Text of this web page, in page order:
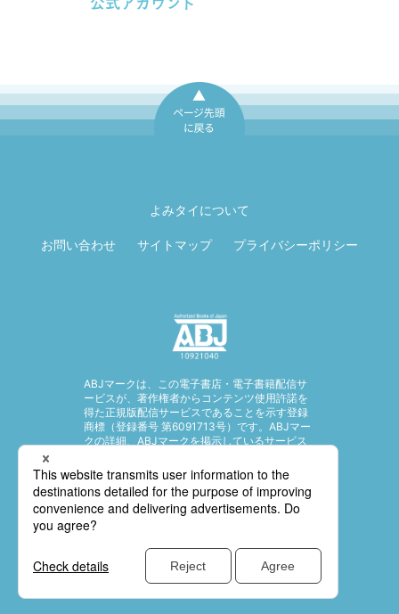
よみタイについて
お問い合わせ サイトマップ プライバシーポリシー
ABJマークは、この電子書店・電子書籍配信サ
ービスが、著作権者からコンテンツ使用許諾を
得た正規版配信サービスであることを示す登録
商標（登録番号 第6091713号）です。ABJマー
クの詳細、ABJマークを掲示しているサービス
© SHUEISHA Inc. All rights reserved.